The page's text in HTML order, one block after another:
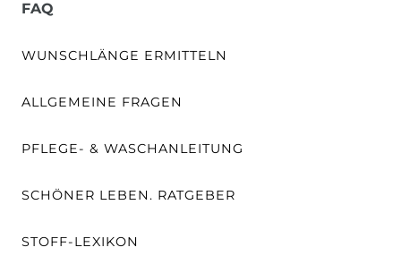
FAQ
WUNSCHLÄNGE ERMITTELN
ALLGEMEINE FRAGEN
PFLEGE- & WASCHANLEITUNG
SCHÖNER LEBEN. RATGEBER
STOFF-LEXIKON